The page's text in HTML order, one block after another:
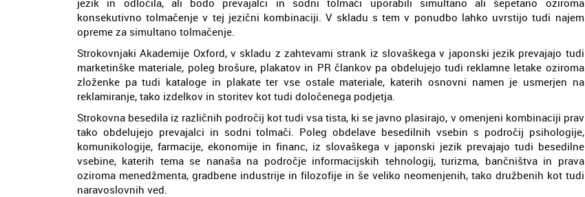
konsekutivno tolmačenje v tej jezični kombinaciji. V skladu s tem v ponudbo lahko uvrstijo tudi najem
opreme za simultano tolmačenje.
Strokovnjaki Akademije Oxford, v skladu z zahtevami strank iz slovaškega v japonski jezik prevajajo tudi
marketinške materiale, poleg brošure, plakatov in PR člankov pa obdelujejo tudi reklamne letake oziroma
zloženke pa tudi kataloge in plakate ter vse ostale materiale, katerih osnovni namen je usmerjen na
reklamiranje, tako izdelkov in storitev kot tudi določenega podjetja.
Strokovna besedila iz različnih področij kot tudi vsa tista, ki se javno plasirajo, v omenjeni kombinaciji prav
tako obdelujejo prevajalci in sodni tolmači. Poleg obdelave besedilnih vsebin s področij psihologije,
komunikologije, farmacije, ekonomije in financ, iz slovaškega v japonski jezik prevajajo tudi besedilne
vsebine, katerih tema se nanaša na področje informacijskih tehnologij, turizma, bančništva in prava
oziroma menedžmenta, gradbene industrije in filozofije in še veliko neomenjenih, tako družbenih kot tudi
naravoslovnih ved.